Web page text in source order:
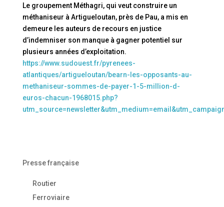
Le groupement Méthagri, qui veut construire un
méthaniseur à Artigueloutan, près de Pau, a mis en
demeure les auteurs de recours en justice
d’indemniser son manque à gagner potentiel sur
plusieurs années d’exploitation.
https://www.sudouest.fr/pyrenees-
atlantiques/artigueloutan/bearn-les-opposants-au-
methaniseur-sommes-de-payer-1-5-million-d-
euros-chacun-1968015.php?
Presse française
Routier
Ferroviaire